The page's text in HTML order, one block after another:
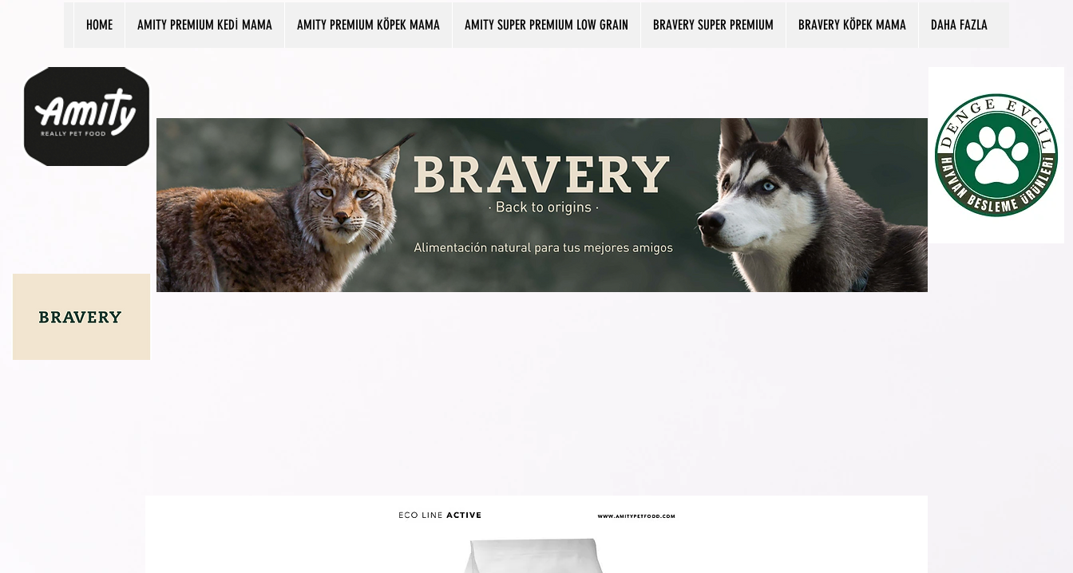
HOME AMITY PREMIUM KEDİ MAMA AMITY PREMIUM KÖPEK MAMA AMITY SUPER PREMIUM LOW GRAIN BRAVERY SUPER PREMIUM BRAVERY KÖPEK MAMA DAHA FAZLA